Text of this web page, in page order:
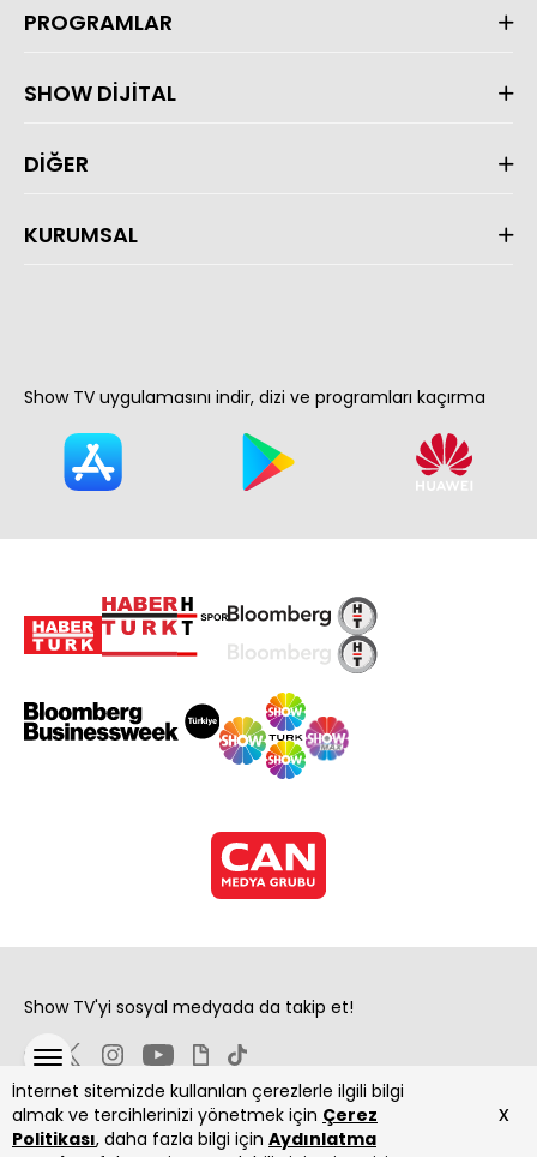
İnternet sitemizde kullanılan çerezlerle ilgili bilgi
almak ve tercihlerinizi yönetmek için Çerez
Politikası, daha fazla bilgi için Aydınlatma
x
PROGRAMLAR
SHOW DİJİTAL
DİĞER
KURUMSAL
Show TV uygulamasını indir, dizi ve programları kaçırma
Show TV'yi sosyal medyada da takip et!